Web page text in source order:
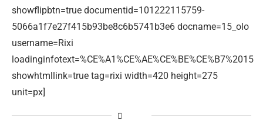
showflipbtn=true documentid=101222115759-
5066a1f7e27f415b93be8c6b5741b3e6 docname=15_olo
username=Rixi
loadinginfotext=%CE%A1%CE%AE%CE%BE%CE%B7%2015
showhtmllink=true tag=rixi width=420 height=275
unit=px]